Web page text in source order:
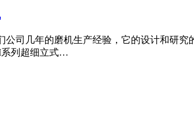
公司几年的磨机生产经验，它的设计和研
系列超细立式…